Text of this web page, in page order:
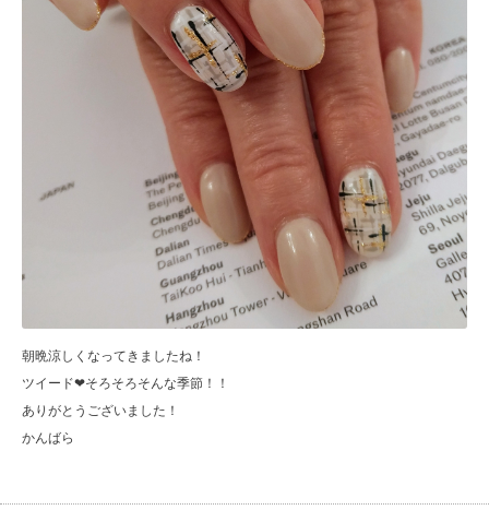
朝晩涼しくなってきましたね！
ツイード❤そろそろそんな季節！！
ありがとうございました！
かんばら